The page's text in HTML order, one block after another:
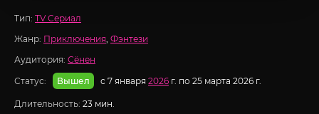
Тип: TV Сериал
Жанр: Приключения, Фэнтези
Аудитория: Сёнен
Статус:
Вышел с 7 января 2026 г. по 25 марта 2026 г.
Длительность: 23 мин.